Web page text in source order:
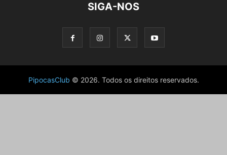
SIGA-NOS
PipocasClub © 2026. Todos os direitos reservados.